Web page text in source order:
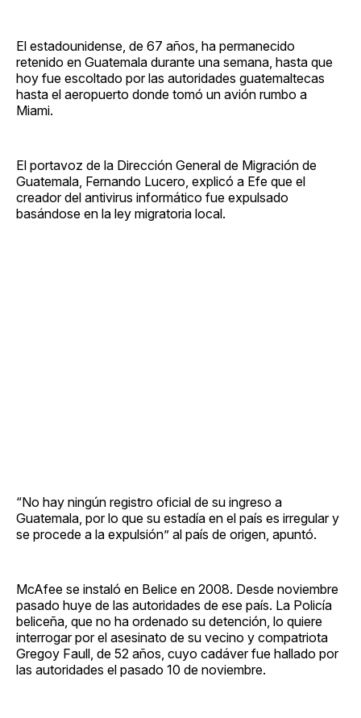
El estadounidense, de 67 años, ha permanecido
retenido en Guatemala durante una semana, hasta que
hoy fue escoltado por las autoridades guatemaltecas
hasta el aeropuerto donde tomó un avión rumbo a
Miami.
El portavoz de la Dirección General de Migración de
Guatemala, Fernando Lucero, explicó a Efe que el
creador del antivirus informático fue expulsado
basándose en la ley migratoria local.
“No hay ningún registro oficial de su ingreso a
Guatemala, por lo que su estadía en el país es irregular y
se procede a la expulsión” al país de origen, apuntó.
McAfee se instaló en Belice en 2008. Desde noviembre
pasado huye de las autoridades de ese país. La Policía
beliceña, que no ha ordenado su detención, lo quiere
interrogar por el asesinato de su vecino y compatriota
Gregoy Faull, de 52 años, cuyo cadáver fue hallado por
las autoridades el pasado 10 de noviembre.